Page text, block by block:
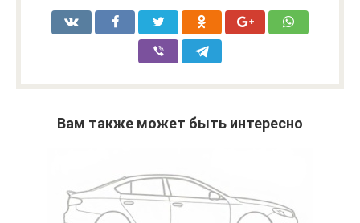
Вам также может быть интересно